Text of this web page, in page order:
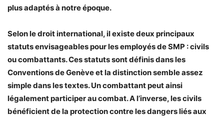
plus adaptés à notre époque.
Selon le droit international, il existe deux principaux
statuts envisageables pour les employés de SMP : civils
ou combattants. Ces statuts sont définis dans les
Conventions de Genève et la distinction semble assez
simple dans les textes. Un combattant peut ainsi
légalement participer au combat. A l’inverse, les civils
bénéficient de la protection contre les dangers liés aux